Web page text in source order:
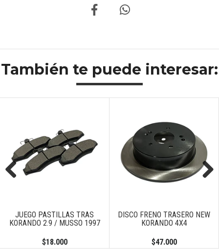
También te puede interesar:
JUEGO PASTILLAS TRAS
KORANDO 2.9 / MUSSO 1997
$18.000
DISCO FRENO TRASERO NEW
KORANDO 4X4
$47.000